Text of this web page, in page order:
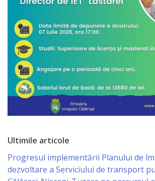
Arhitectură
şi
Urbanism
Serviciul
de
Atragere
Investiţiilor
Serviciul
Ultimile articole
Progresul implementării Planului de
dezvoltare a Serviciului de transport